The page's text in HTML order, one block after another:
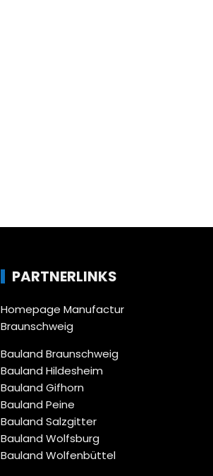
PARTNERLINKS
Homepage Manufactur
Braunschweig
Bauland Braunschweig
Bauland Hildesheim
Bauland Gifhorn
Bauland Peine
Bauland Salzgitter
Bauland Wolfsburg
Bauland Wolfenbüttel